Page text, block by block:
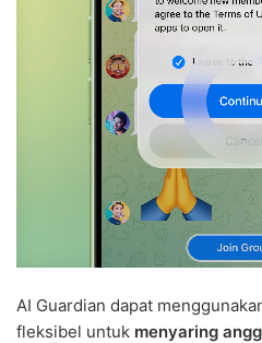
AI Guardian dapat
fleksibel untuk menyaring